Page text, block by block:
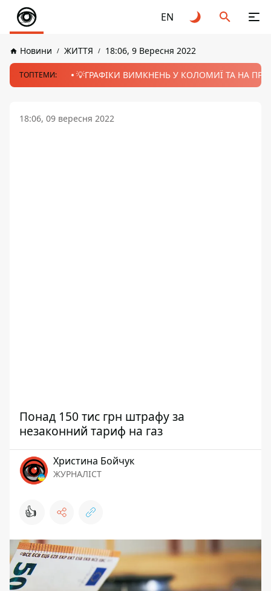
EN
Новини ЖИТТЯ 18:06, 9 Вересня 2022
ТОПТЕМИ: 💡ГРАФІКИ ВИМКНЕНЬ У КОЛОМИЇ ТА НА
18:06, 09 вересня 2022
Понад 150 тис грн штрафу за
незаконний тариф на газ
Христина Бойчук
ЖУРНАЛІСТ
👍